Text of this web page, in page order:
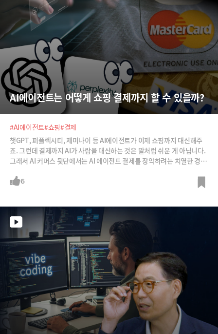
AI에이전트는 어떻게 쇼핑 결제까지 할 수 있을까?
#AI에이전트#쇼핑#결제
챗GPT, 퍼플렉시티, 제미나이 등 AI에이전트가 이제 쇼핑까지 대신해주
죠. 그런데 결제까지 AI가 사람을 대신하는 것은 말처럼 쉬운 게 아닙니다.
그래서 AI 커머스 뒷단에서는 AI 에이전트 결제를 장악하려는 치열한 경쟁
스트라이프 등 핀테크회사들이 자신의 솔루션을 AI결제의 표준으로 만들
6